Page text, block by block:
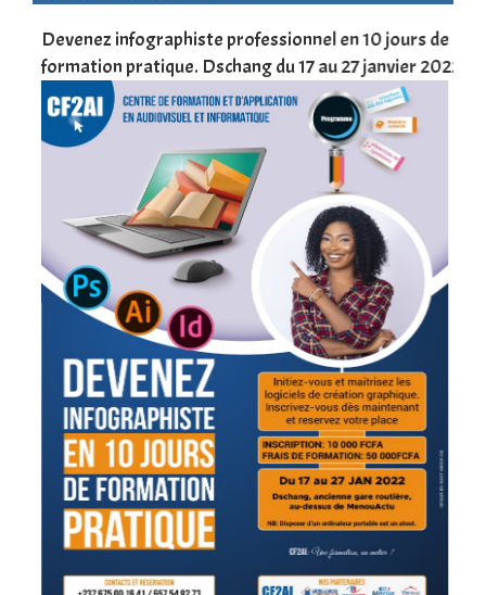
Devenez infographiste professionnel en 10 jours de
formation pratique. Dschang du 17 au 27 janvier 2022